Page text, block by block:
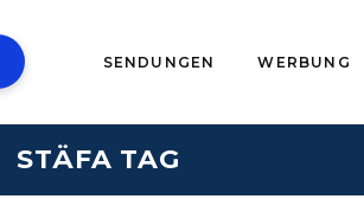
SENDUNGEN WERBUNG
STÄFA TAG